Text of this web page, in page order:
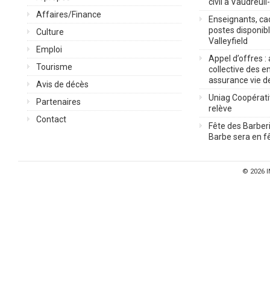
Affaires/Finance
Culture
Emploi
Tourisme
Avis de décès
Partenaires
Contact
Enseignants,
postes
Valleyfield
Appel d’offres :
collective des
assurance vie
Uniag
relève
Fête des
Barbe sera en
© 2026